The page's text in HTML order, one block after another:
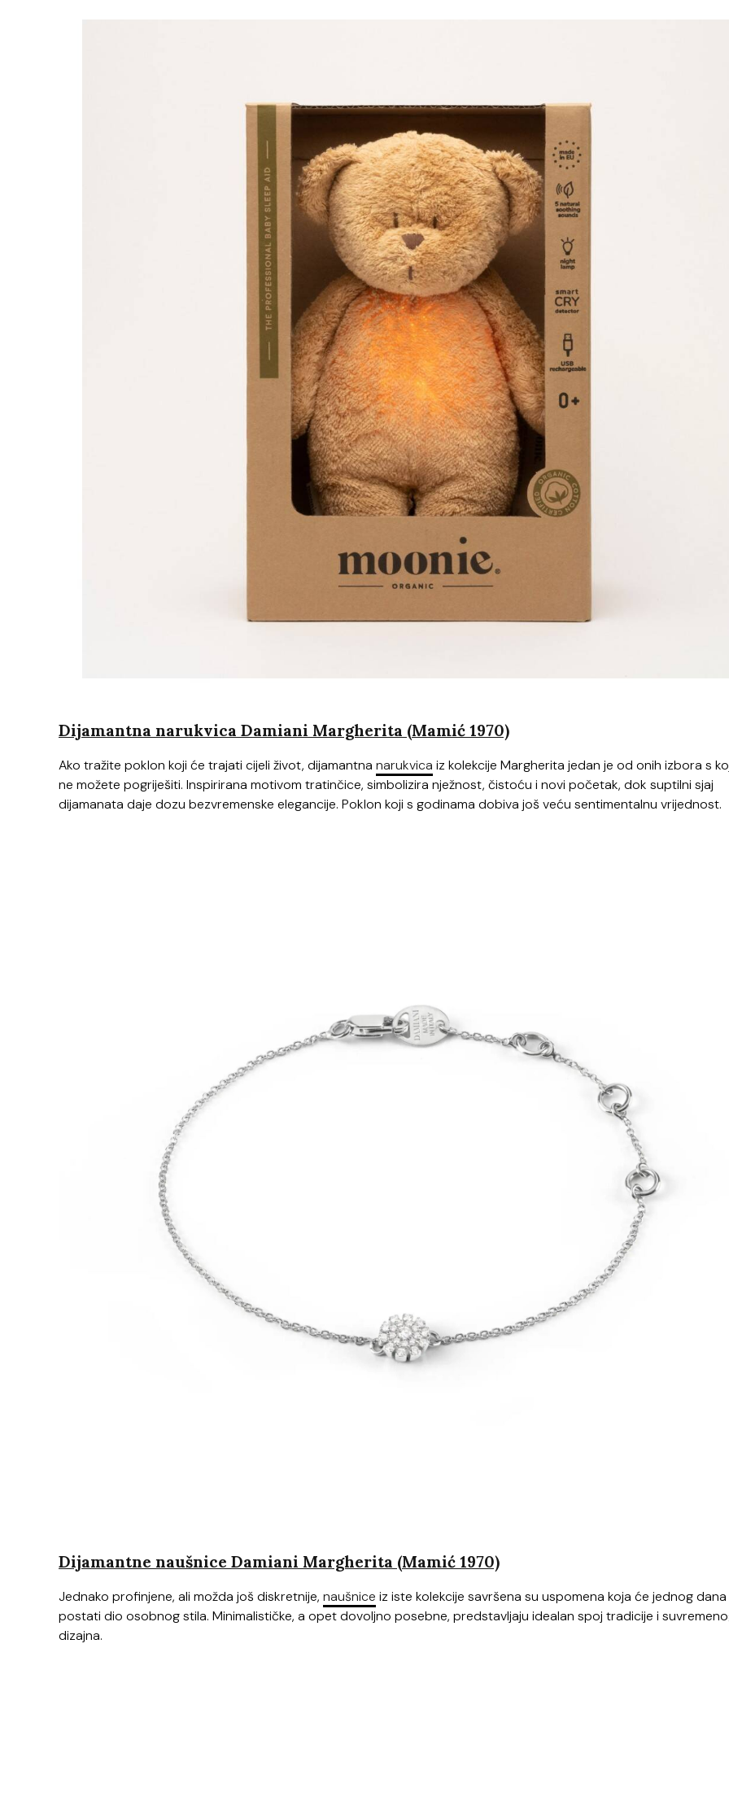
Dijamantna narukvica Damiani Margherita (Mamić 1970)
Ako tražite poklon koji će trajati cijeli život, dijamantna narukvica iz kolekcije Margherita jedan je od onih izbora s
ne možete pogriješiti. Inspirirana motivom tratinčice, simbolizira nježnost, čistoću i novi početak, dok suptilni sjaj
dijamanata daje dozu bezvremenske elegancije. Poklon koji s godinama dobiva još veću sentimentalnu vrijednost.
Dijamantne naušnice Damiani Margherita (Mamić 1970)
Jednako profinjene, ali možda još diskretnije, naušnice iz iste kolekcije savršena su uspomena koja će jednog dana
postati dio osobnog stila. Minimalističke, a opet dovoljno posebne, predstavljaju idealan spoj tradicije i
dizajna.